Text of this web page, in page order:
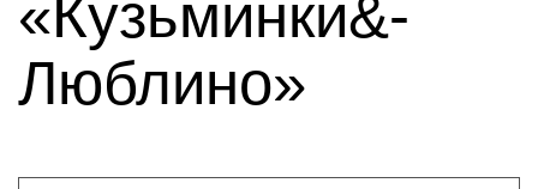
«Кузьминки&-
Люблино»